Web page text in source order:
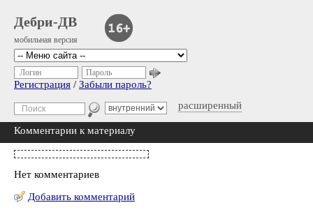
Дебри-ДВ
мобильная версия
расширенный
Логин Пароль
Регистрация / Забыли пароль?
Комментарии к материалу
Нет комментариев
Добавить комментарий